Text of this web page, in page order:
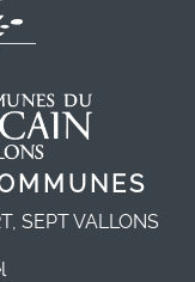
SEPT VALLONS